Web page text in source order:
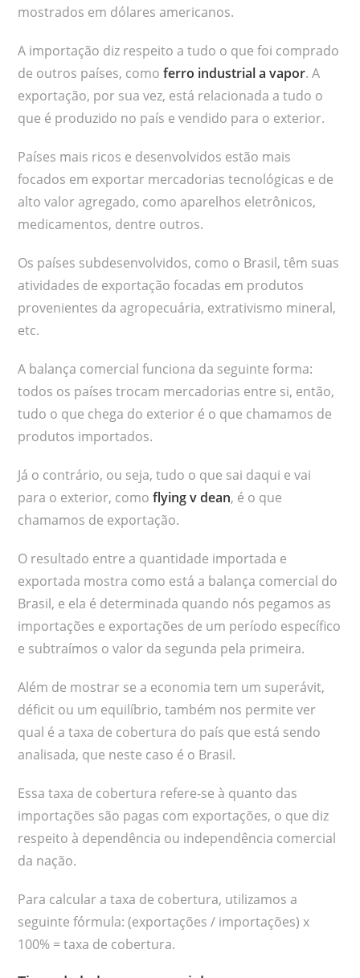
mostrados em dólares americanos.
A importação diz respeito a tudo o que foi comprado
de outros países, comoferro industrial a vapor. A
exportação, por sua vez, está relacionada a tudo o
que é produzido no país e vendido para o exterior.
Países mais ricos e desenvolvidos estão mais
focados em exportar mercadorias tecnológicas e de
alto valor agregado, como aparelhos eletrônicos,
medicamentos, dentre outros.
Os países subdesenvolvidos, como o Brasil, têm suas
atividades de exportação focadas em produtos
provenientes da agropecuária, extrativismo mineral,
etc.
A balança comercial funciona da seguinte forma:
todos os países trocam mercadorias entre si, então,
tudo o que chega do exterior é o que chamamos de
produtos importados.
Já o contrário, ou seja, tudo o que sai daqui e vai
para o exterior, comoflying v dean, é o que
chamamos de exportação.
O resultado entre a quantidade importada e
exportada mostra como está a balança comercial do
Brasil, e ela é determinada quando nós pegamos as
importações e exportações de um período específico
e subtraímos o valor da segunda pela primeira.
Além de mostrar se a economia tem um superávit,
déficit ou um equilíbrio, também nos permite ver
qual é a taxa de cobertura do país que está sendo
analisada, que neste caso é o Brasil.
Essa taxa de cobertura refere-se à quanto das
importações são pagas com exportações, o que diz
respeito à dependência ou independência comercial
da nação.
Para calcular a taxa de cobertura, utilizamos a
seguinte fórmula: (exportações / importações) x
100% = taxa de cobertura.